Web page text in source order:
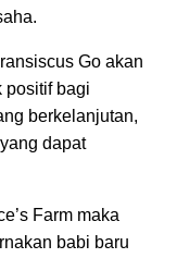
Go akan
positif bagi
berkelanjutan,
dapat
Farm maka
babi baru